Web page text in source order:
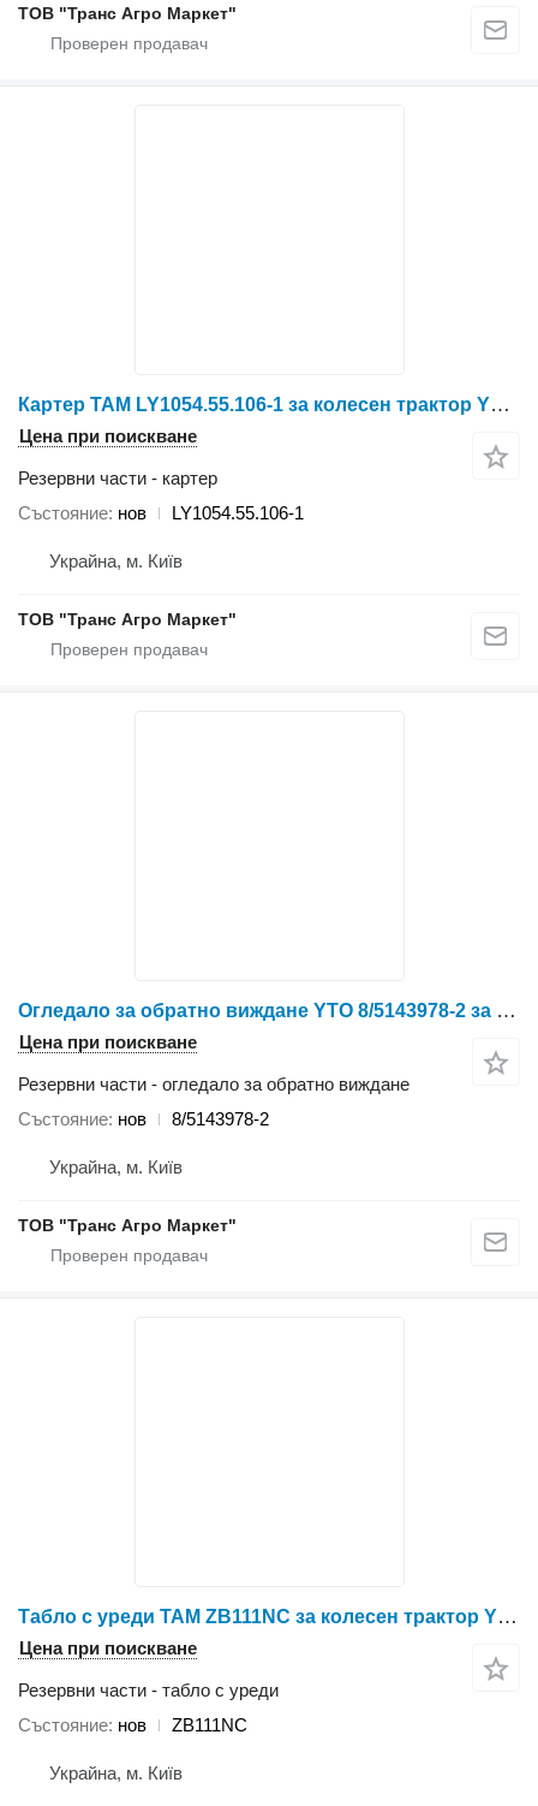
ТОВ "Транс Агро Маркет"
Картер TAM LY1054.55.106-1 за колесен трактор YTO X804/X904/LX954/NLX1024/NLX1054
Цена при поискване
Резервни части - картер
Състояние нов LY1054.55.106-1
Украйна, м. Київ
ТОВ "Транс Агро Маркет"
Огледало за обратно виждане YTO 8/5143978-2 за колесен трактор YTO X804/X904/LX954/NLX1024/NLX1054/X1204/NLX1304/NLX1404
Цена при поискване
Резервни части - огледало за обратно виждане
Състояние нов 8/5143978-2
Украйна, м. Київ
ТОВ "Транс Агро Маркет"
Табло с уреди TAM ZB111NC за колесен трактор YTO X804/X904/LX954/NLX1024/NLX1054/X1204/NLX1304/NLX1404
Цена при поискване
Резервни части - табло с уреди
Състояние нов ZB111NC
Украйна, м. Київ